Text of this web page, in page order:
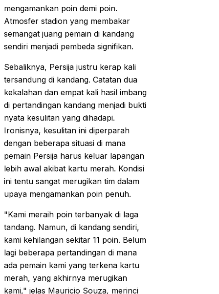
mengamankan poin demi poin.
Atmosfer stadion yang membakar
semangat juang pemain di kandang
sendiri menjadi pembeda signifikan.
Sebaliknya, Persija justru kerap kali
tersandung di kandang. Catatan dua
kekalahan dan empat kali hasil imbang
di pertandingan kandang menjadi bukti
nyata kesulitan yang dihadapi.
Ironisnya, kesulitan ini diperparah
dengan beberapa situasi di mana
pemain Persija harus keluar lapangan
lebih awal akibat kartu merah. Kondisi
ini tentu sangat merugikan tim dalam
upaya mengamankan poin penuh.
"Kami meraih poin terbanyak di laga
tandang. Namun, di kandang sendiri,
kami kehilangan sekitar 11 poin. Belum
lagi beberapa pertandingan di mana
ada pemain kami yang terkena kartu
merah, yang akhirnya merugikan
kami," jelas Mauricio Souza, merinci